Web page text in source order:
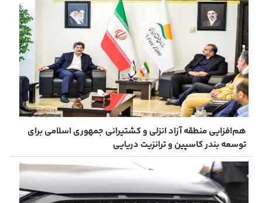
هم‌افزایی منطقه آزاد انزلی و کشتیرانی جمهوری اسلامی برای
توسعه بندر کاسپین و ترانزیت دریایی